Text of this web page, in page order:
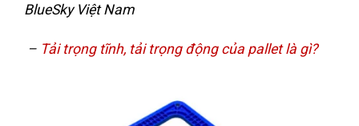
BlueSky Việt Nam
– Tải trọng tĩnh, tải trọng động của pallet là gì?